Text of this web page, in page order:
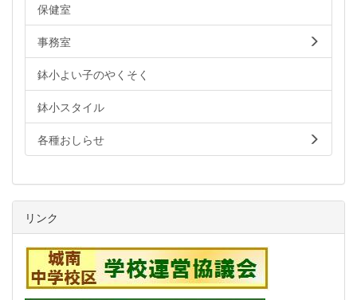
保健室
事務室
鉢小よい子のやくそく
鉢小スタイル
各種おしらせ
リンク